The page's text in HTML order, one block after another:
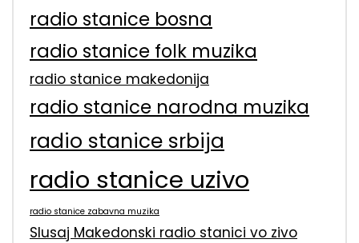
radio stanice bosna
radio stanice folk muzika
radio stanice makedonija
radio stanice narodna muzika
radio stanice srbija
radio stanice uzivo
radio stanice zabavna muzika
Slusaj Makedonski radio stanici vo zivo